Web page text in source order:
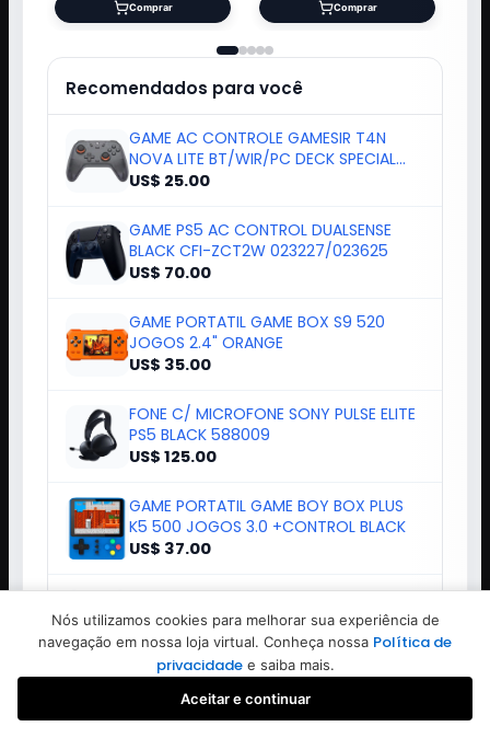
Buscar Iniciar sessão
Nós utilizamos cookies para melhorar sua experiência de
navegação em nossa loja virtual. Conheça nossa Política de
privacidade e saiba mais.
Aceitar e continuar
Comprar Comprar
Recomendados para você
GAME AC CONTROLE GAMESIR T4N
NOVA LITE BT/WIR/PC DECK SPECIAL
221703
US$ 25.00
GAME PS5 AC CONTROL DUALSENSE
BLACK CFI-ZCT2W 023227/023625
US$ 70.00
GAME PORTATIL GAME BOX S9 520
JOGOS 2.4" ORANGE
US$ 35.00
FONE C/ MICROFONE SONY PULSE ELITE
PS5 BLACK 588009
US$ 125.00
GAME PORTATIL GAME BOY BOX PLUS
K5 500 JOGOS 3.0 +CONTROL BLACK
US$ 37.00
GAME VOLANTE LOGITECH G923
C/PEDALES PC/XBOX SERIES X/S 941-
000157
US$ 260.00